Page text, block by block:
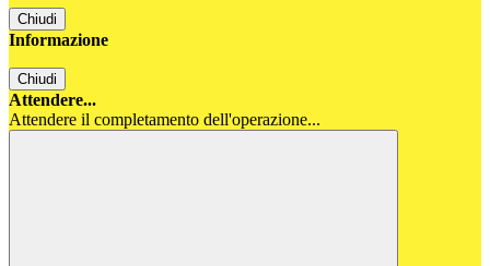
Chiudi
Informazione
Chiudi
Attendere...
Attendere il completamento dell'operazione...